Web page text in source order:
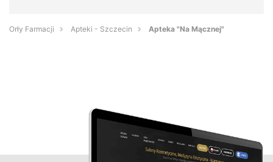
Orły Farmacji Apteki - Szczecin Apteka "Na Mącznej"